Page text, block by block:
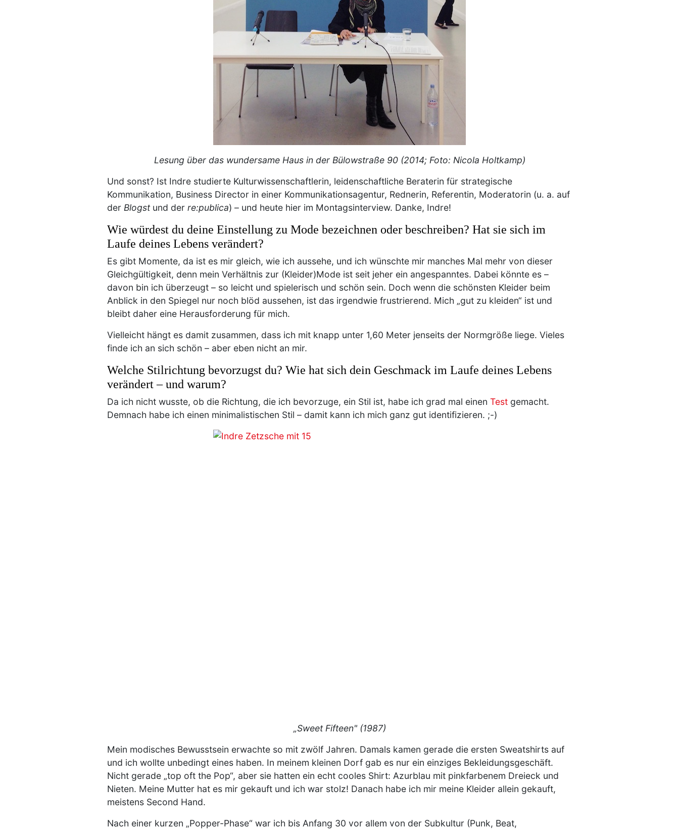
Lesung über das wundersame Haus in der Bülowstraße 90 (2014; Foto: Nicola Holtkamp)
Und sonst? Ist Indre studierte Kulturwissenschaftlerin, leidenschaftliche Beraterin für strategische
Kommunikation, Business Director in einer Kommunikationsagentur, Rednerin, Referentin, Moderatorin (u. a. auf
der Blogstund der re:publica) – und heute hier im Montagsinterview. Danke, Indre!
Wie würdest du deine Einstellung zu Mode bezeichnen oder beschreiben? Hat sie sich im
Laufe deines Lebens verändert?
Es gibt Momente, da ist es mir gleich, wie ich aussehe, und ich wünschte mir manches Mal mehr von dieser
Gleichgültigkeit, denn mein Verhältnis zur (Kleider)Mode ist seit jeher ein angespanntes. Dabei könnte es –
davon bin ich überzeugt – so leicht und spielerisch und schön sein. Doch wenn die schönsten Kleider beim
Anblick in den Spiegel nur noch blöd aussehen, ist das irgendwie frustrierend. Mich „gut zu kleiden“ ist und
bleibt daher eine Herausforderung für mich.
Vielleicht hängt es damit zusammen, dass ich mit knapp unter 1,60 Meter jenseits der Normgröße liege. Vieles
finde ich an sich schön – aber eben nicht an mir.
Welche Stilrichtung bevorzugst du? Wie hat sich dein Geschmack im Laufe deines Lebens
verändert – und warum?
Da ich nicht wusste, ob die Richtung, die ich bevorzuge, ein Stil ist, habe ich grad mal einen Test gemacht.
Demnach habe ich einen minimalistischen Stil – damit kann ich mich ganz gut identifizieren. ;-)
„Sweet Fifteen" (1987)
Mein modisches Bewusstsein erwachte so mit zwölf Jahren. Damals kamen gerade die ersten Sweatshirts auf
und ich wollte unbedingt eines haben. In meinem kleinen Dorf gab es nur ein einziges Bekleidungsgeschäft.
Nicht gerade „top oft the Pop“, aber sie hatten ein echt cooles Shirt: Azurblau mit pinkfarbenem Dreieck und
Nieten. Meine Mutter hat es mir gekauft und ich war stolz! Danach habe ich mir meine Kleider allein gekauft,
meistens Second Hand.
Nach einer kurzen „Popper-Phase“ war ich bis Anfang 30 vor allem von der Subkultur (Punk, Beat,